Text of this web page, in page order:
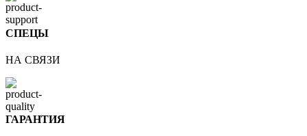
СПЕЦЫ
НА СВЯЗИ
ГАРАНТИЯ